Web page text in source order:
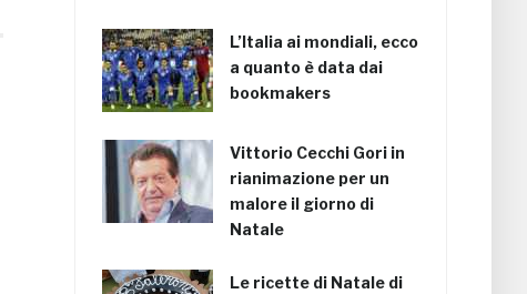
L’Italia ai mondiali, ecco
a quanto è data dai
bookmakers
Vittorio Cecchi Gori in
rianimazione per un
malore il giorno di
Natale
Le ricette di Natale di